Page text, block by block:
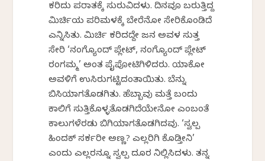
ಕರಿದು ಪರಾತಕ್ಕೆ ಸುರುವಿದಳು. ದಿನವೂ ಬರುತ್ತಿದ್ದ
ಮಿರ್ಚಿಯ ಪರಿಮಳಕ್ಕೆ ಬೇರೆನೋ ಸೇರಿಕೊಂಡಿದೆ
ಎನ್ನಿಸಿತು. ಮಿರ್ಚಿ ಕರಿದದ್ದೇ ಜನ ಅವಳ ಸುತ್ತ
ಸೇರಿ ‘ನಂಗ್ಯೊಂದ್ ಪ್ಲೇಟ್, ನಂಗ್ಯೊಂದ್ ಪ್ಲೇಟ್
ರಂಗಮ್ಮ’ ಅಂತ ಪೈಪೋಟಿಗಿಳಿದರು. ಯಾಕೋ
ಅವಳಿಗೆ ಉಸಿರುಗಟ್ಟಿದಂತಾಯಿತು. ಬೆನ್ನು
ಬಿಸಿಯಾಗತೊಡಗಿತು. ಹೆಬ್ಬಾವು ಮತ್ತೆ ಬಂದು
ಕಾಲಿಗೆ ಸುತ್ತಿಕೊಳ್ಳತೊಡಗಿದೆಯೇನೋ ಎಂಬಂತೆ
ಕಾಲುಗಳೆರಡು ಬಿಗಿಯಾಗತೊಡಗಿದವು. ‘ಸ್ವಲ್ಪ
ಹಿಂದಕ್ ಸರ್ಕರೀ ಅಣ್ಣ? ಎಲ್ಲರಿಗಿ ಕೊಡ್ತೀನಿ’
ಎಂದು ಎಲ್ಲರನ್ನೂ ಸ್ವಲ್ಪ ದೂರ ನಿಲ್ಲಿಸಿದಳು. ತನ್ನ